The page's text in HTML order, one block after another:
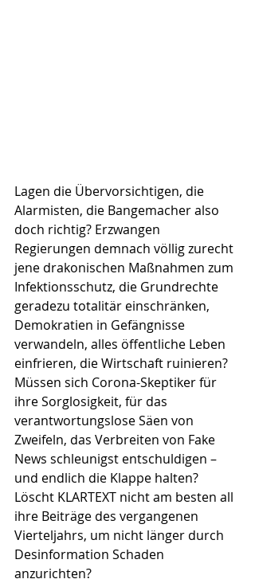
Lagen die Übervorsichtigen, die
Alarmisten, die Bangemacher also
doch richtig? Erzwangen
Regierungen demnach völlig zurecht
jene drakonischen Maßnahmen zum
Infektionsschutz, die Grundrechte
geradezu totalitär einschränken,
Demokratien in Gefängnisse
verwandeln, alles öffentliche Leben
einfrieren, die Wirtschaft ruinieren?
Müssen sich Corona-Skeptiker für
ihre Sorglosigkeit, für das
verantwortungslose Säen von
Zweifeln, das Verbreiten von Fake
News schleunigst entschuldigen –
und endlich die Klappe halten?
Löscht KLARTEXT nicht am besten all
ihre Beiträge des vergangenen
Vierteljahrs, um nicht länger durch
Desinformation Schaden
anzurichten?